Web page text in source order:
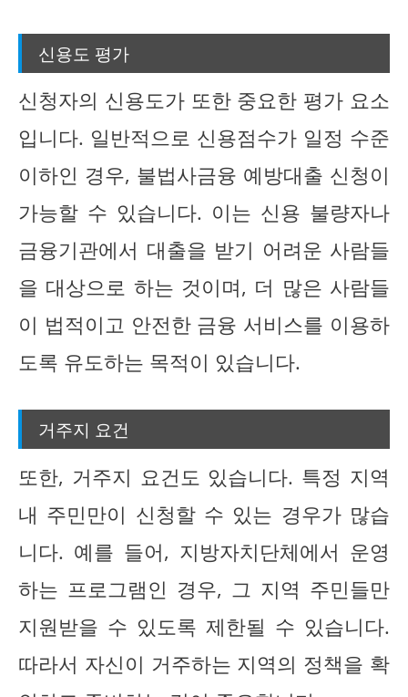
신용도 평가
신청자의 신용도가 또한 중요한 평가 요소
입니다. 일반적으로 신용점수가 일정 수준
이하인 경우, 불법사금융 예방대출 신청이
가능할 수 있습니다. 이는 신용 불량자나
금융기관에서 대출을 받기 어려운 사람들
을 대상으로 하는 것이며, 더 많은 사람들
이 법적이고 안전한 금융 서비스를 이용하
도록 유도하는 목적이 있습니다.
거주지 요건
또한, 거주지 요건도 있습니다. 특정 지역
내 주민만이 신청할 수 있는 경우가 많습
니다. 예를 들어, 지방자치단체에서 운영
하는 프로그램인 경우, 그 지역 주민들만
지원받을 수 있도록 제한될 수 있습니다.
따라서 자신이 거주하는 지역의 정책을 확